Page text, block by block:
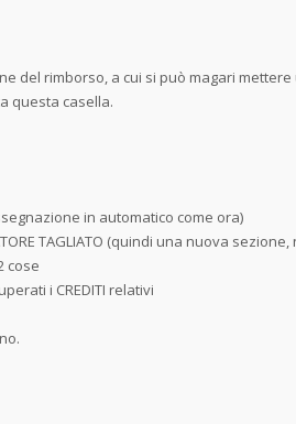
del rimborso, a cui si può magari
questa casella.
in automatico come ora)
TAGLIATO (quindi una nuova
cose
i CREDITI relativi